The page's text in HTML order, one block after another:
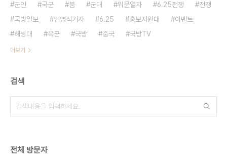
군인
국군 붐 군대 위문열차 6.25전쟁
전쟁
국방일보
임영식기자 6.25 홍보지원대
이벤트
해병대
육군 국방 중국 국방TV
더보기
검색
전체 방문자